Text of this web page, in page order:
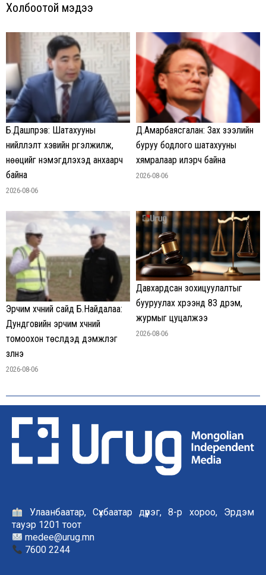
Холбоотой мэдээ
Б.Дашпүрэв: Шатахууны
нийлүүлэлт хэвийн үргэлжилж,
нөөцийг нэмэгдүүлэхэд анхаарч
байна
2026-08-06
Д.Амарбаясгалан: Зах зээлийн
буруу бодлого шатахууны
хямралаар илэрч байна
2026-08-06
Эрчим хүчний сайд Б.Найдалаа:
Дундговийн эрчим хүчний
томоохон төслүүдэд дэмжлэг
үзүүлнэ
2026-08-06
Давхардсан зохицуулалтыг
бууруулах хүрээнд 83 дүрэм,
журмыг цуцалжээ
2026-08-06
Улаанбаатар, Сүхбаатар дүүрэг, 8-р хороо, Эрдэм
тауэр 1201 тоот
medee@urug.mn
7600 2244